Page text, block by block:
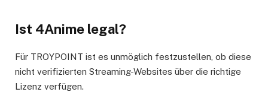
Ist 4Anime legal?
Für TROYPOINT ist es unmöglich festzustellen, ob diese
nicht verifizierten Streaming-Websites über die richtige
Lizenz verfügen.